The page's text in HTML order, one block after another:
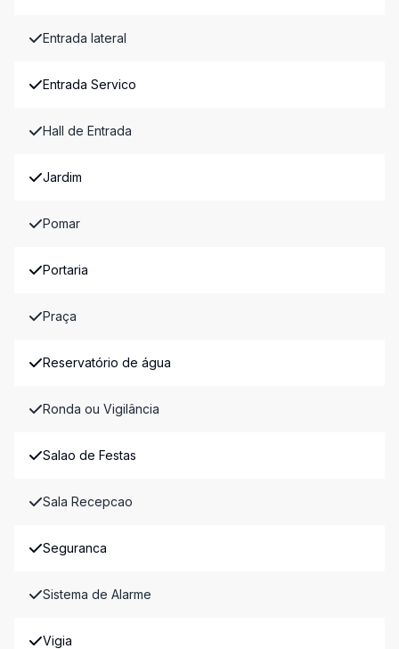
Entrada lateral
Entrada Servico
Hall de Entrada
Jardim
Pomar
Portaria
Praça
Reservatório de água
Ronda ou Vigilância
Salao de Festas
Sala Recepcao
Seguranca
Sistema de Alarme
Vigia